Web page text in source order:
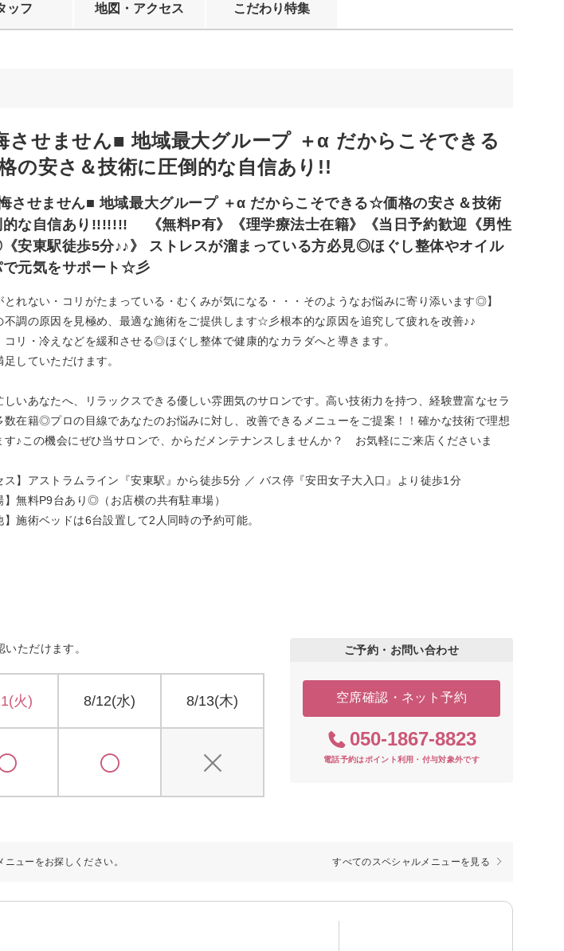
ッフ 地図・アクセス こだわり特集
させません■ 地域最大グループ ＋α だからこそできる
の安さ＆技術に圧倒的な自信あり!!
させません■ 地域最大グループ ＋α だからこそできる☆価格の安さ＆技術
的な自信あり!!!!!!! 《無料P有》《理学療法士在籍》《当日予約歓迎《男性
安東駅徒歩5分♪♪》 ストレスが溜まっている方必見◎ほぐし整体やオイル
で元気をサポート☆彡
とれない・コリがたまっている・むくみが気になる・・・そのようなお悩みに寄り添います◎】
不調の原因を見極め、最適な施術をご提供します☆彡根本的な原因を追究して疲れを改善♪♪
コリ・冷えなどを緩和させる◎ほぐし整体で健康的なカラダへと導きます。
足していただけます。
いあなたへ、リラックスできる優しい雰囲気のサロンです。高い技術力を持つ、経験豊富なセラ
数在籍◎プロの目線であなたのお悩みに対し、改善できるメニューをご提案！！確かな技術で理想
す♪この機会にぜひ当サロンで、からだメンテナンスしませんか？ お気軽にご来店くださいま
ス】アストラムライン『安東駅』から徒歩5分 ／ バス停『安田女子大入口』より徒歩1分
】無料P9台あり◎（お店横の共有駐車場）
】施術ベッドは6台設置して2人同時の予約可能。
ただけます。
火) 8/12(水) 8/13(木)
ご予約・お問い合わせ
空席確認・ネット予約
050-1867-8823
電話予約はポイント利用・付与対象外です
ューをお探しください。 すべてのスペシャルメニューを見る